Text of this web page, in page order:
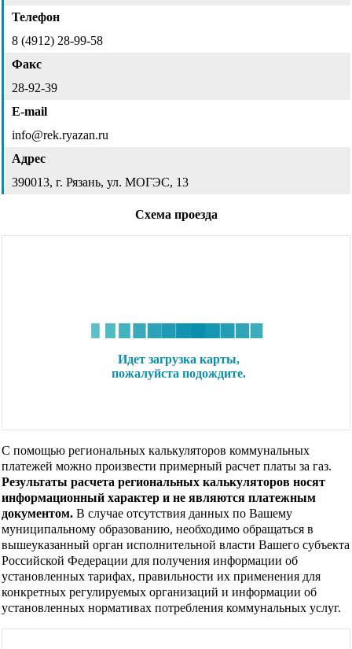
Телефон
8 (4912) 28-99-58
Факс
28-92-39
E-mail
info@rek.ryazan.ru
Адрес
390013, г. Рязань, ул. МОГЭС, 13
Схема проезда
С помощью региональных калькуляторов коммунальных
платежей можно произвести примерный расчет платы за газ.
Результаты расчета региональных калькуляторов носят
информационный характер и не являются платежным
документом. В случае отсутствия данных по Вашему
муниципальному образованию, необходимо обращаться в
вышеуказанный орган исполнительной власти Вашего субъекта
Российской Федерации для получения информации об
установленных тарифах, правильности их применения для
конкретных регулируемых организаций и информации об
установленных нормативах потребления коммунальных услуг.